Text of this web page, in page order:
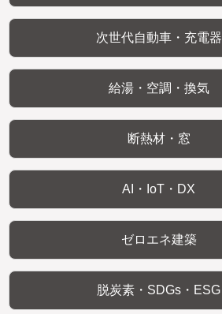
次世代自動車・充電器
給湯・空調・換気
断熱材・窓
AI・IoT・DX
ゼロエネ建築
脱炭素・SDGs・ESG